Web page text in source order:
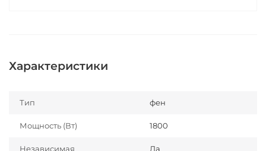
Характеристики
Тип фен
Мощность (Вт) 1800
Независимая Да